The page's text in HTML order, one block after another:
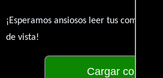
¡Esperamos ansiosos leer tus
de vista!
Cargar